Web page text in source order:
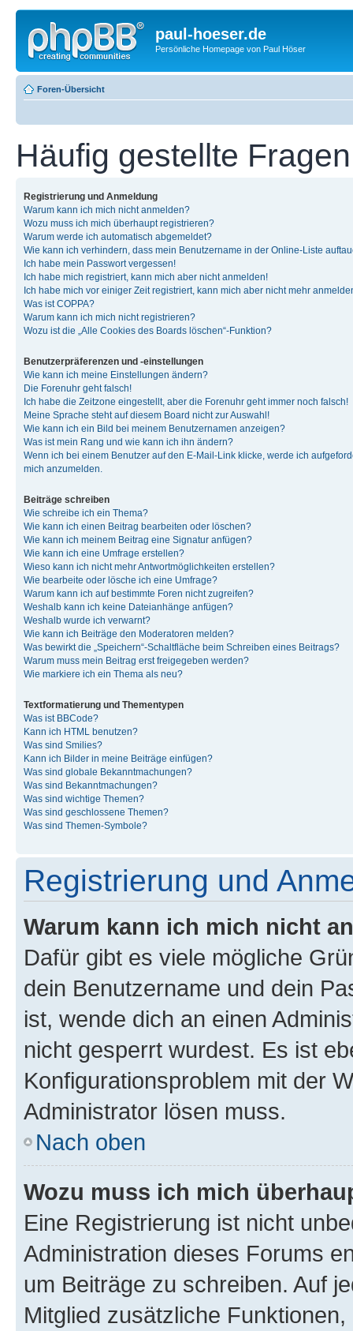
paul-hoeser.de
Persönliche Homepage von Paul Höser
Foren-Übersicht
Häufig gestellte Fragen
Registrierung und Anmeldung
Warum kann ich mich nicht anmelden?
Wozu muss ich mich überhaupt registrieren?
Warum werde ich automatisch abgemeldet?
Wie kann ich verhindern, dass mein Benutzername in der Online-Liste
Ich habe mein Passwort vergessen!
Ich habe mich registriert, kann mich aber nicht anmelden!
Ich habe mich vor einiger Zeit registriert, kann mich aber nicht mehr
Was ist COPPA?
Warum kann ich mich nicht registrieren?
Wozu ist die „Alle Cookies des Boards löschen“-Funktion?
Benutzerpräferenzen und -einstellungen
Wie kann ich meine Einstellungen ändern?
Die Forenuhr geht falsch!
Ich habe die Zeitzone eingestellt, aber die Forenuhr geht immer noch falsch!
Meine Sprache steht auf diesem Board nicht zur Auswahl!
Wie kann ich ein Bild bei meinem Benutzernamen anzeigen?
Was ist mein Rang und wie kann ich ihn ändern?
Wenn ich bei einem Benutzer auf den E-Mail-Link klicke, werde ich
mich anzumelden.
Beiträge schreiben
Wie schreibe ich ein Thema?
Wie kann ich einen Beitrag bearbeiten oder löschen?
Wie kann ich meinem Beitrag eine Signatur anfügen?
Wie kann ich eine Umfrage erstellen?
Wieso kann ich nicht mehr Antwortmöglichkeiten erstellen?
Wie bearbeite oder lösche ich eine Umfrage?
Warum kann ich auf bestimmte Foren nicht zugreifen?
Weshalb kann ich keine Dateianhänge anfügen?
Weshalb wurde ich verwarnt?
Wie kann ich Beiträge den Moderatoren melden?
Was bewirkt die „Speichern“-Schaltfläche beim Schreiben eines Beitrags?
Warum muss mein Beitrag erst freigegeben werden?
Wie markiere ich ein Thema als neu?
Textformatierung und Thementypen
Was ist BBCode?
Kann ich HTML benutzen?
Was sind Smilies?
Kann ich Bilder in meine Beiträge einfügen?
Was sind globale Bekanntmachungen?
Was sind Bekanntmachungen?
Was sind wichtige Themen?
Was sind geschlossene Themen?
Was sind Themen-Symbole?
Registrierung und
Warum kann ich mich nicht
Dafür gibt es viele mögliche
dein Benutzername und dein
ist, wende dich an einen
nicht gesperrt wurdest. Es ist
Konfigurationsproblem mit der
Administrator lösen muss.
Nach oben
Wozu muss ich mich
Eine Registrierung ist nicht
Administration dieses Forums
um Beiträge zu schreiben. Auf
Mitglied zusätzliche